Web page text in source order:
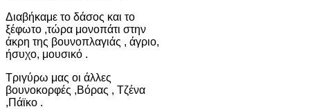
Διαβήκαμε το δάσος και το
ξέφωτο ,τώρα μονοπάτι στην
άκρη της βουνοπλαγιάς , άγριο,
ήσυχο, μουσικό .
Τριγύρω μας οι άλλες
βουνοκορφές ,Βόρας , Τζένα
,Πάϊκο .